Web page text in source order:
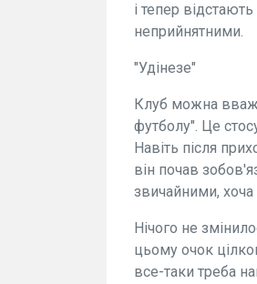
і тепер
неприйнятними.
"Удінезе"
Клуб можна
футболу". Це
Навіть після
він почав
звичайними, хоча
Нічого не
цьому очок
все-таки треба